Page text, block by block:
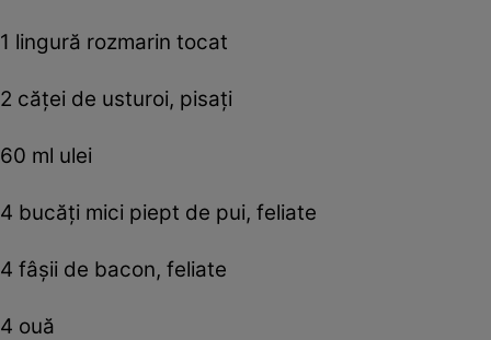
1 lingură rozmarin tocat
2 căţei de usturoi, pisaţi
60 ml ulei
4 bucăţi mici piept de pui, feliate
4 fâşii de bacon, feliate
4 ouă